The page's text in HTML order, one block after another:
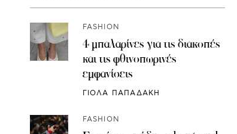
FASHION
4 μπαλαρίνες για τις διακοπές
και τις φθινοπωρινές
εμφανίσεις
ΓΙΟΛΑ ΠΑΠΑΔΑΚΗ
FASHION